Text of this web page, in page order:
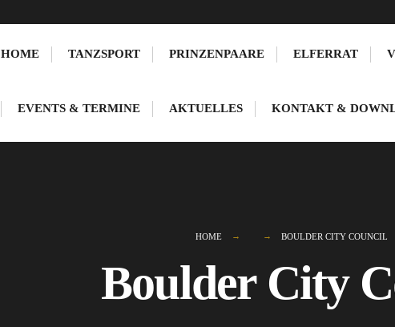
HOME TANZSPORT PRINZENPAARE ELFERRAT
EVENTS & TERMINE AKTUELLES KONTAKT &
HOME BOULDER CITY COUNCIL
Boulder City